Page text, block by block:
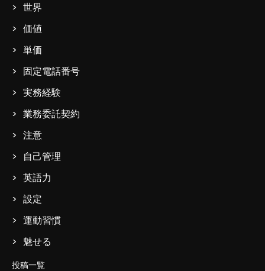
世界
価値
単価
固定電話番号
実務経験
業務委託契約
注意
自己管理
英語力
設定
運動習慣
魅せる
投稿一覧